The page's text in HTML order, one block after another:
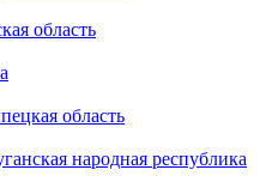
область
область
народная республика